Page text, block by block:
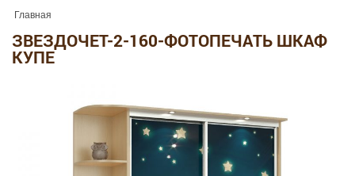
Главная
ЗВЕЗДОЧЕТ-2-160-ФОТОПЕЧАТЬ ШКАФ
КУПЕ